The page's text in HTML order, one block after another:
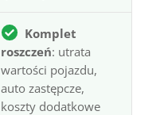
Komplet
roszczeń: utrata
wartości pojazdu,
auto zastępcze,
koszty dodatkowe